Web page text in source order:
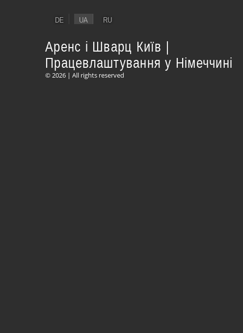
DE UA RU
Аренс і Шварц Київ |
Працевлаштування у Німеччині
© 2026 | All rights reserved